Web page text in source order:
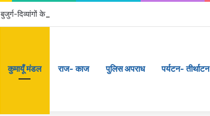
बुजुर्ग-दिव्यांगों के घर जाएंगे बीएलओ, करेंगे नोटिसों का निस्तारण
कुमायूँ मंडल राज- काज पुलिस अपराध पर्यटन- तीर्थाटन